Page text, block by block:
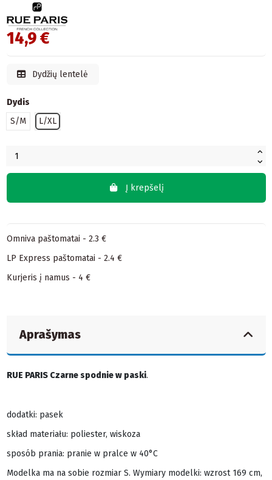
14,9 €
Dydžių lentelė
Dydis
S/M
L/XL
Į krepšelį
Omniva paštomatai - 2.3 €
LP Express paštomatai - 2.4 €
Kurjeris į namus - 4 €
Aprašymas
RUE PARIS Czarne spodnie w paski.
dodatki: pasek
skład materiału: poliester, wiskoza
sposób prania: pranie w pralce w 40°C
Modelka ma na sobie rozmiar S. Wymiary modelki: wzrost 169 cm,